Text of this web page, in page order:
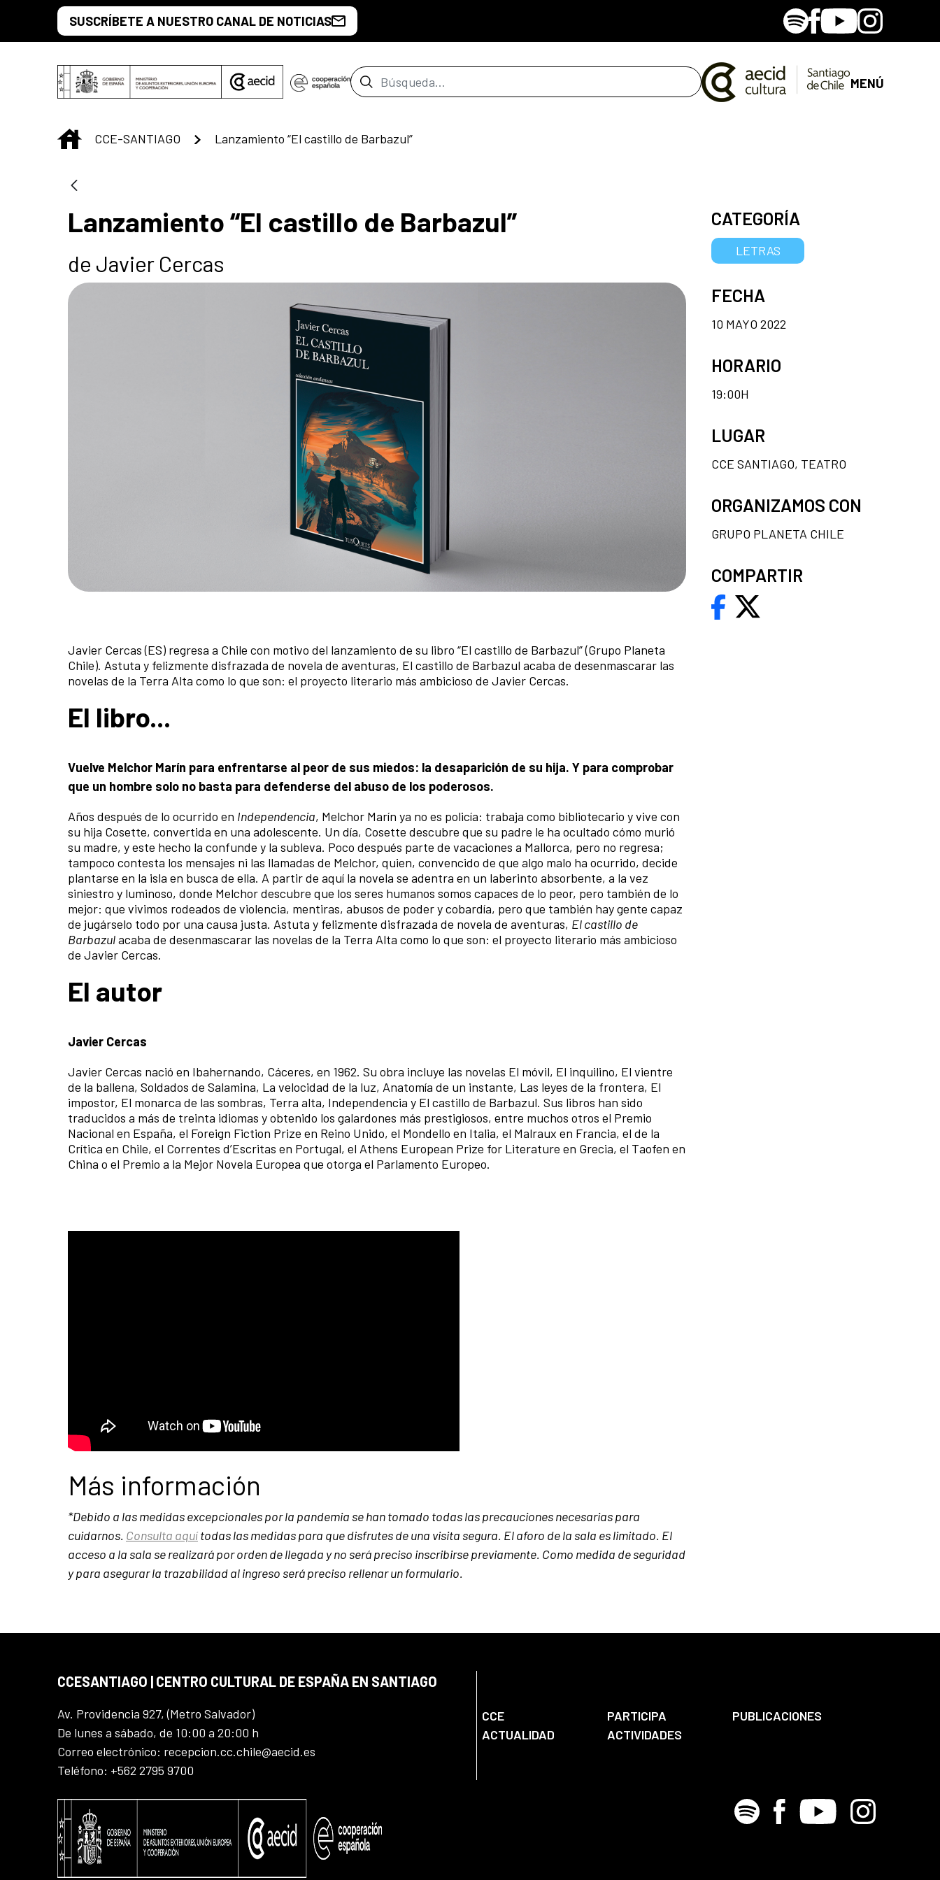
Saltar al contenido principal
SUSCRÍBETE A NUESTRO CANAL DE NOTICIAS SpotifyFacebook
YoutubeInstagram
Barra de búsqueda MENÚ
INICIO
CCE-SANTIAGO Lanzamiento “El castillo de Barbazul”
Lanzamiento “El castillo de Barbazul”
de Javier Cercas
Javier Cercas (ES) regresa a Chile con motivo del lanzamiento de su libro “El castillo de Barbazul” (Grupo Planeta
Chile). Astuta y felizmente disfrazada de novela de aventuras, El castillo de Barbazul acaba de desenmascarar las
novelas de la Terra Alta como lo que son: el proyecto literario más ambicioso de Javier Cercas.
El libro...
Vuelve Melchor Marín para enfrentarse al peor de sus miedos: la desaparición de su hija. Y para comprobar
que un hombre solo no basta para defenderse del abuso de los poderosos.
Años después de lo ocurrido en Independencia, Melchor Marín ya no es policía: trabaja como bibliotecario y vive con
su hija Cosette, convertida en una adolescente. Un día, Cosette descubre que su padre le ha ocultado cómo murió
su madre, y este hecho la confunde y la subleva. Poco después parte de vacaciones a Mallorca, pero no regresa;
tampoco contesta los mensajes ni las llamadas de Melchor, quien, convencido de que algo malo ha ocurrido, decide
plantarse en la isla en busca de ella. A partir de aquí la novela se adentra en un laberinto absorbente, a la vez
siniestro y luminoso, donde Melchor descubre que los seres humanos somos capaces de lo peor, pero también de lo
mejor: que vivimos rodeados de violencia, mentiras, abusos de poder y cobardía, pero que también hay gente capaz
de jugárselo todo por una causa justa. Astuta y felizmente disfrazada de novela de aventuras, El castillo de
Barbazulacaba de desenmascarar las novelas de la Terra Alta como lo que son: el proyecto literario más ambicioso
de Javier Cercas.
El autor
Javier Cercas
Javier Cercas nació en Ibahernando, Cáceres, en 1962. Su obra incluye las novelas El móvil, El inquilino, El vientre
de la ballena, Soldados de Salamina, La velocidad de la luz, Anatomía de un instante, Las leyes de la frontera, El
impostor, El monarca de las sombras, Terra alta, Independencia y El castillo de Barbazul. Sus libros han sido
traducidos a más de treinta idiomas y obtenido los galardones más prestigiosos, entre muchos otros el Premio
Nacional en España, el Foreign Fiction Prize en Reino Unido, el Mondello en Italia, el Malraux en Francia, el de la
Crítica en Chile, el Correntes d’Escritas en Portugal, el Athens European Prize for Literature en Grecia, el Taofen en
China o el Premio a la Mejor Novela Europea que otorga el Parlamento Europeo.
Más información
*Debido a las medidas excepcionales por la pandemia se han tomado todas las precauciones necesarias para
cuidarnos. Consulta aquítodas las medidas para que disfrutes de una visita segura. El aforo de la sala es limitado. El
acceso a la sala se realizará por orden de llegada y no será preciso inscribirse previamente. Como medida de seguridad
y para asegurar la trazabilidad al ingreso será preciso rellenar un formulario.
CATEGORÍA
LETRAS
FECHA
10 MAYO 2022
HORARIO
19:00H
LUGAR
CCE SANTIAGO, TEATRO
ORGANIZAMOS CON
GRUPO PLANETA CHILE
COMPARTIR
CCESANTIAGO | CENTRO CULTURAL DE ESPAÑA EN SANTIAGO
Av. Providencia 927, (Metro Salvador)
De lunes a sábado, de 10:00 a 20:00 h
Correo electrónico: recepcion.cc.chile@aecid.es
Teléfono: +562 2795 9700
CCE PARTICIPA
PUBLICACIONES
ACTUALIDAD
ACTIVIDADES
Spotify Facebook
Youtube Instagram